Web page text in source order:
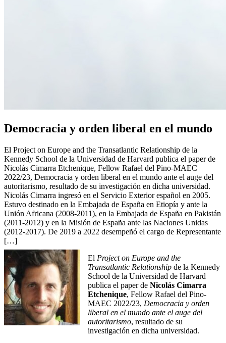
Democracia y orden liberal en el mundo
El Project on Europe and the Transatlantic Relationship de la
Kennedy School de la Universidad de Harvard publica el paper de
Nicolás Cimarra Etchenique, Fellow Rafael del Pino-MAEC
2022/23, Democracia y orden liberal en el mundo ante el auge del
autoritarismo, resultado de su investigación en dicha universidad.
Nicolás Cimarra ingresó en el Servicio Exterior español en 2005.
Estuvo destinado en la Embajada de España en Etiopía y ante la
Unión Africana (2008-2011), en la Embajada de España en Pakistán
(2011-2012) y en la Misión de España ante las Naciones Unidas
(2012-2017). De 2019 a 2022 desempeñó el cargo de Representante
[…]
El Project on Europe and the
Transatlantic Relationship de la Kennedy
School de la Universidad de Harvard
publica el paper de Nicolás Cimarra
Etchenique, Fellow Rafael del Pino-
MAEC 2022/23, Democracia y orden
liberal en el mundo ante el auge del
autoritarismo, resultado de su
investigación en dicha universidad.